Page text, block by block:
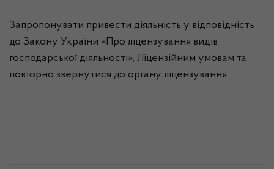
Запропонувати привести діяльність у відповідність
до Закону України «Про ліцензування видів
господарської діяльності», Ліцензійним умовам та
повторно звернутися до органу ліцензування.